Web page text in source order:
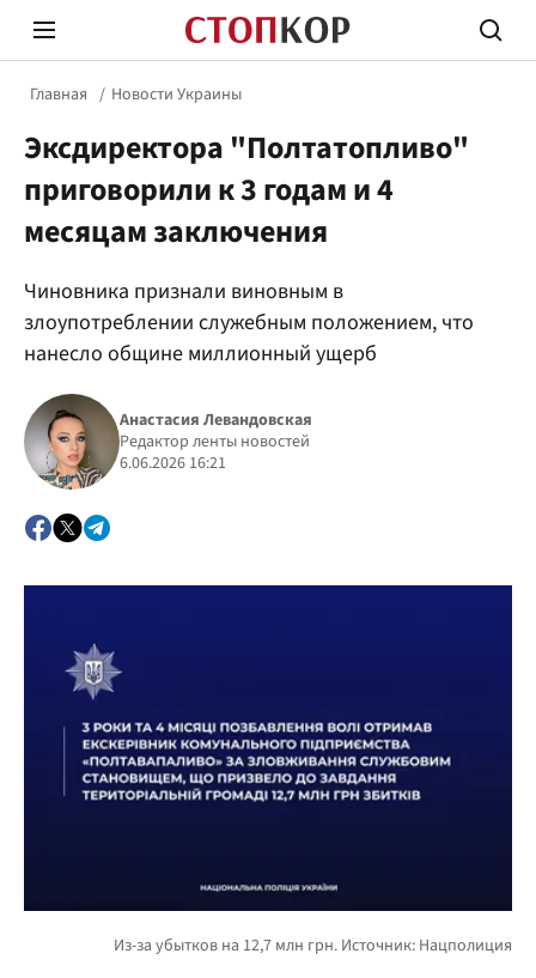
Политика
Главная Новости Украины
Эксдиректора "Полтатопливо"
приговорили к 3 годам и 4
месяцам заключения
Чиновника признали виновным в
злоупотреблении служебным положением, что
нанесло общине миллионный ущерб
Анастасия Левандовская
Редактор ленты новостей
6.06.2026 16:21